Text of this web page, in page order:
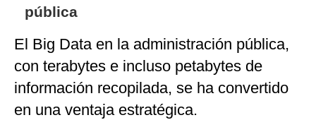
pública
El Big Data en la administración pública,
con terabytes e incluso petabytes de
información recopilada, se ha convertido
en una ventaja estratégica.